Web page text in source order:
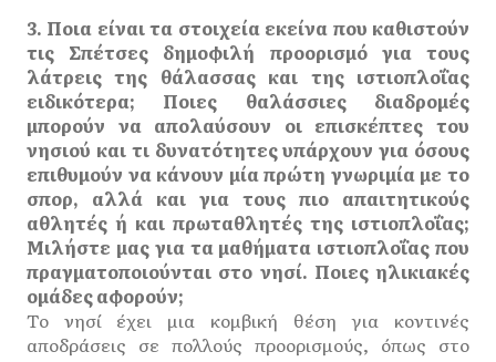
3. Ποια είναι τα στοιχεία εκείνα που καθιστούν
τις Σπέτσες δημοφιλή προορισμό για τους
λάτρεις της θάλασσας και της ιστιοπλοΐας
ειδικότερα; Ποιες θαλάσσιες διαδρομές
μπορούν να απολαύσουν οι επισκέπτες του
νησιού και τι δυνατότητες υπάρχουν για όσους
επιθυμούν να κάνουν μία πρώτη γνωριμία με το
σπορ, αλλά και για τους πιο απαιτητικούς
αθλητές ή και πρωταθλητές της ιστιοπλοΐας;
Μιλήστε μας για τα μαθήματα ιστιοπλοΐας που
πραγματοποιούνται στο νησί. Ποιες ηλικιακές
ομάδες αφορούν;
Το νησί έχει μια κομβική θέση για κοντινές
αποδράσεις σε πολλούς προορισμούς, όπως στο